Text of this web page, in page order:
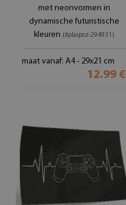
met neonvormen in
dynamische futuristische
kleuren (#plaipoz-294931)
maat vanaf: A4 - 29x21 cm
12.99 €